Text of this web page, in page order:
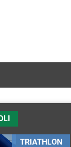
TRIATHLON